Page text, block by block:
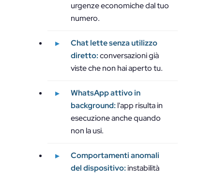
urgenze economiche dal tuo
numero.
Chat lette senza utilizzo
diretto:conversazioni già
viste che non hai aperto tu.
WhatsApp attivo in
background: l'app risulta in
esecuzione anche quando
non la usi.
Comportamenti anomali
del dispositivo:instabilità